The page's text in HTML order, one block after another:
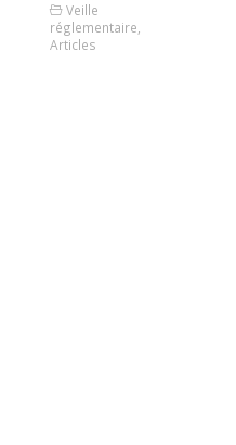
Veille
réglementaire
Articles